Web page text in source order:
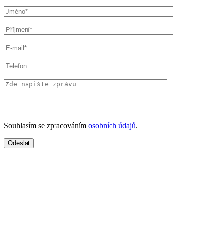
Souhlasím se zpracováním osobních údajů.